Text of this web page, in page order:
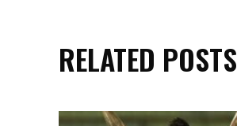
RELATED POSTS